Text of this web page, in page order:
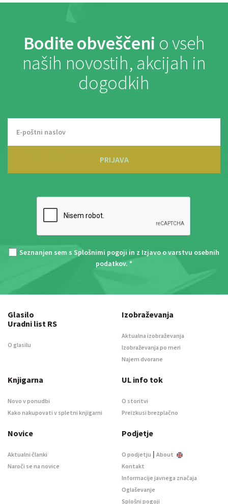
Bodite obveščeni o vseh
naših novostih, akcijah in
dogodkih
PRIJAVA
Seznanjen sem s Splošnimi pogoji in z Izjavo o varstvu osebnih
podatkov. *
Glasilo
Uradni list RS
O glasilu
Izobraževanja
Aktualna izobraževanja
Izobraževanja po meri
Najem dvorane
Knjigarna
Novo v ponudbi
Kako nakupovati v spletni knjigarni
UL info tok
O storitvi
Preizkusi brezplačno
Novice
Aktualni članki
Naroči se na novice
Podjetje
O podjetju | About
Kontakt
Informacije javnega značaja
Oglaševanje
Splošni pogoji